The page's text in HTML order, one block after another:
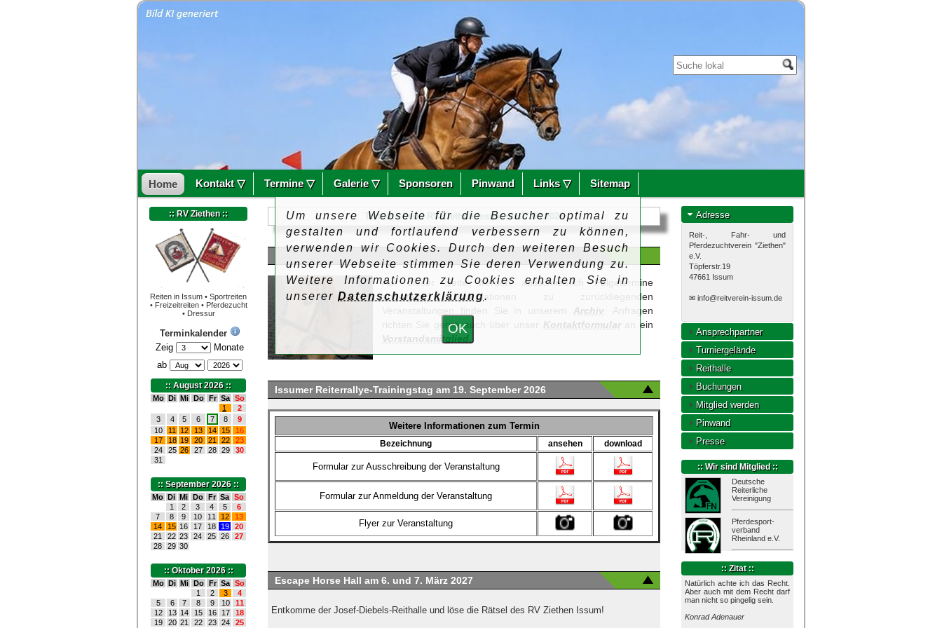
Home Kontakt ▽ Termine ▽ Galerie ▽ Sponsoren Pinwand Links ▽ Sitemap
:: RV Ziethen ::
Reiten in Issum • Sportreiten
• Freizeitreiten • Pferdezucht
• Dressur
Terminkalender
Zeig
Monate
ab
:: August 2026 ::
Mo Di Mi Do Fr Sa So
1
2
3
4 5 6 7 8
9
10
11 12 13 14 15
16
17
18 19 20 21 22
23
24
25 26 27 28 29
30
31
:: September 2026 ::
Mo Di Mi Do Fr Sa So
1
2 3 4 5
6
7
8 9 10 11 12
13
14
15 16 17 18 19
20
21
22 23 24 25 26
27
28
29 30
:: Oktober 2026 ::
Mo Di Mi Do Fr Sa So
1
2 3
4
5
6 7 8 9 10
11
12
13 14 15 16 17
18
19
20 21 22 23 24 25
Adresse
Reit-, Fahr- und
Pferdezuchtverein "Ziethen"
e.V.
Töpferstr.19
47661 Issum
✉ info@reitverein-issum.de
Ansprechpartner
Turniergelände
Reithalle
Buchungen
Mitglied werden
Pinwand
Presse
:: Wir sind Mitglied ::
Deutsche
Reiterliche
Vereinigung
Pferdesport-
verband
Rheinland e.V.
:: Zitat ::
Natürlich achte ich das Recht.
Aber auch mit dem Recht darf
man nicht so pingelig sein.
Konrad Adenauer
Termine beim RV-Ziethen Issum ab 07.08.2026
Auf dieser Seite werden ausschließlich Folgetermine
angezeigt. Informationen zu zurückliegenden
Veranstaltungen finden Sie in unseremArchiv . Anfragen
richten Sie gerne auch über unser Kontaktformularan ein
Vorstandsmitglied.
Issumer Reiterrallye-Trainingstag am 19. September 2026
Weitere Informationen zum Termin
Bezeichnung ansehen download
Formular zur Ausschreibung der Veranstaltung
Formular zur Anmeldung der Veranstaltung
Flyer zur Veranstaltung
Escape Horse Hall am 6. und 7. März 2027
Entkomme der Josef-Diebels-Reithalle und löse die Rätsel des RV Ziethen Issum!
Um unsere Webseite für die Besucher optimal zu
gestalten und fortlaufend verbessern zu können,
verwenden wir Cookies. Durch den weiteren Besuch
unserer Webseite stimmen Sie deren Verwendung zu.
Weitere Informationen zu Cookies erhalten Sie in
unserer Datenschutzerklärung.
OK